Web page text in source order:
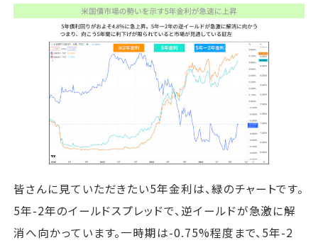
皆さんに見ていただきたい5年金利は、緑のチャートです。
5年-2年のイールドスプレッドで、逆イールドが急激に解
消へ向かっています。一時期は-0.75%程度まで、5年-2